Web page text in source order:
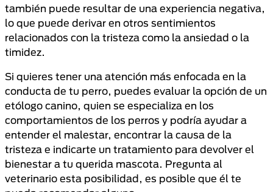
también puede resultar de una experiencia negativa,
lo que puede derivar en otros sentimientos
relacionados con la tristeza como la ansiedad o la
timidez.
Si quieres tener una atención más enfocada en la
conducta de tu perro, puedes evaluar la opción de un
etólogo canino, quien se especializa en los
comportamientos de los perros y podría ayudar a
entender el malestar, encontrar la causa de la
tristeza e indicarte un tratamiento para devolver el
bienestar a tu querida mascota. Pregunta al
veterinario esta posibilidad, es posible que él te